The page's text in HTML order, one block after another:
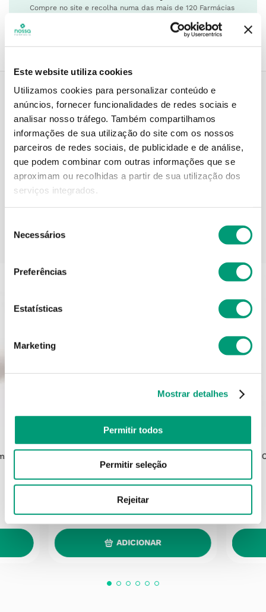
Este website utiliza cookies
Utilizamos cookies para personalizar conteúdo e
anúncios, fornecer funcionalidades de redes sociais e
analisar nosso tráfego. Também compartilhamos
informações de sua utilização do site com os nossos
parceiros de redes sociais, de publicidade e de análise,
que podem combinar com outras informações que se
aproximam ou recolhidas a partir de sua utilização dos
serviços integrados.
Necessários
Preferências
Estatísticas
Marketing
Mostrar detalhes
Permitir todos
Permitir seleção
Rejeitar
Compre no site e recolha numa das mais de 120 Farmácias
Descrição do Produto
Informações técnicas
APOSAN
5mx2.5cm
68
ADICIONAR
Urgo